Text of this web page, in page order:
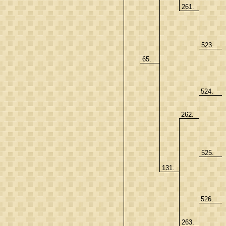
65.
261.
523.
131.
262.
524.
525.
263.
526.